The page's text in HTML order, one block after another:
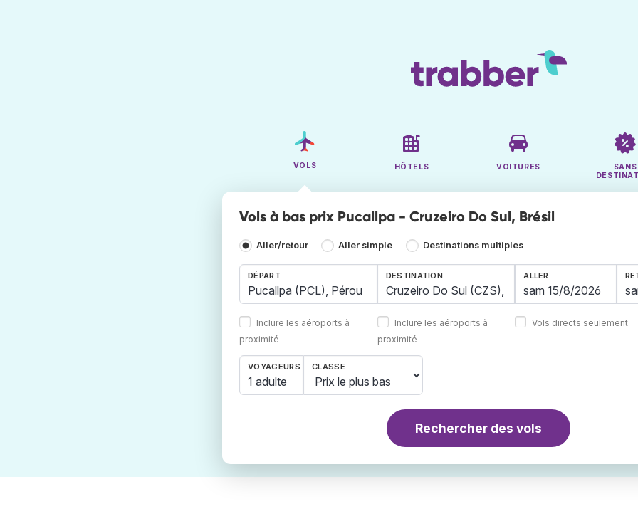
VOLS HÔTELS VOITURES
SANS
Vols à bas prix Pucallpa - Cruzeiro Do Sul, Brésil
Aller/retour Aller simple Destinations multiples
DÉPART
Inclure les aéroports à
proximité
DESTINATION
Inclure les aéroports à
proximité
ALLER
Vols directs seulement
VOYAGEURS
1 adulte
CLASSE
Rechercher des vols